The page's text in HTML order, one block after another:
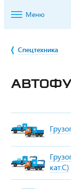
Меню
Спецтехника
кат.С)